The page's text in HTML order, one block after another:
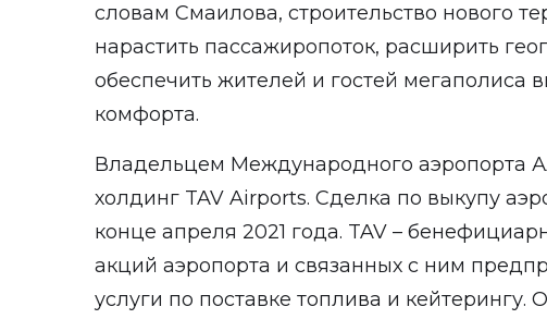
словам Смаилова, строительство нового
нарастить пассажиропоток, расширить
обеспечить жителей и гостей мегаполиса
комфорта.
Владельцем Международного аэропорта
холдинг TAV Airports. Сделка по выкупу
конце апреля 2021 года. TAV –
акций аэропорта и связанных с ним
услуги по поставке топлива и кейтерингу.